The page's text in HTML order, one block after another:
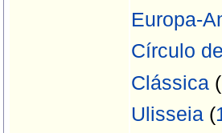
Europa-
Círculo
Clássica (
Ulisseia (